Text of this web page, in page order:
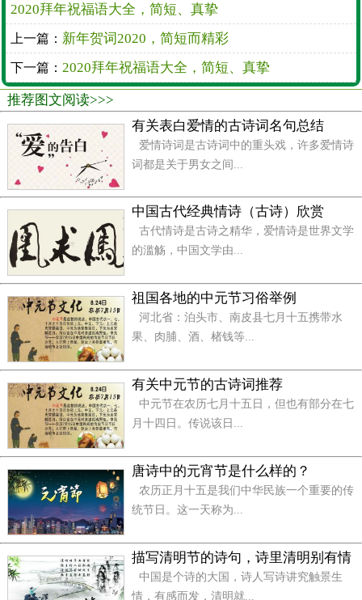
11、我把祝福和希望放在将融的雪被下.让它们沿
着春天的秧苗生长,送给你满年的丰硕与芬芳.！新的一
年,新的开始;心的祝福,新的起点。
12、每逢佳节倍思亲,花好月圆寄亲情;恭祝亲友万
事兴,共享天天好心情！
13、每年的这个时候,祝福就会象海洋涌向你,希望
我的祝福象一叶轻舟,载你乘风破浪,到达成功的彼岸！
新年快乐！
14、面对春节、面对身边匆匆而过的人们,想起你,
心中就有一种感动:爱,便是这种无法言语的缘吧!新年
15、当您看见这信息时,幸运已降临到你头上,财神
已进了您家门,荣华富贵已离您不远.祝福您朋友：新年
快乐！
16、秒秒快快乐乐,分分平平安安,时时和和睦睦,天
天龙马精神,月月身体健康,年年财源广进。
17、新春好，好事全来了！朋友微微笑，喜气围你
绕！欢庆节日里，生活美满又如意！喜气！喜气！一
生平安如意！
18、你如果现在是一个人,我祝你新年快乐;如果是
两个人,那也新年快乐;如果是一伙人,请告诉我你们在什
么地方。
2020拜年祝福语大全，简短、真挚
上一篇： 新年贺词2020，简短而精彩
下一篇： 2020拜年祝福语大全，简短、真挚
推荐图文阅读>>>
有关表白爱情的古诗词名句总结
爱情诗词是古诗词中的重头戏，许多爱情诗
词都是关于男女之间...
中国古代经典情诗（古诗）欣赏
古代情诗是古诗之精华，爱情诗是世界文学
的滥觞，中国文学由...
祖国各地的中元节习俗举例
河北省：泊头市、南皮县七月十五携带水
果、肉脯、酒、楮钱等...
有关中元节的古诗词推荐
中元节在农历七月十五日，但也有部分在七
月十四日。传说该日...
唐诗中的元宵节是什么样的？
农历正月十五是我们中华民族一个重要的传
统节日。这一天称为...
描写清明节的诗句，诗里清明别有情
中国是个诗的大国，诗人写诗讲究触景生
情，有感而发，清明就...